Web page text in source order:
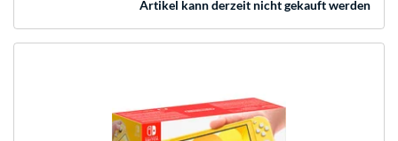
Artikel kann derzeit nicht gekauft werden